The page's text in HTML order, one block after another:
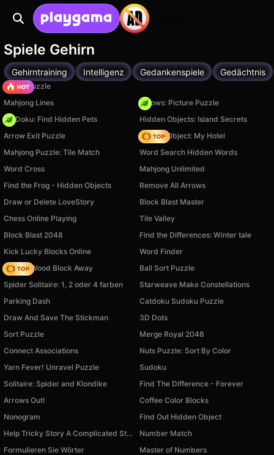
Spiele Gehirn
Gehirntraining Intelligenz Gedankenspiele Gedächtnis
Arrow Puzzle
Mahjong Lines
Arrows: Picture Puzzle
PetDoku: Find Hidden Pets
Hidden Objects: Island Secrets
Arrow Exit Puzzle
Hidden Object: My Hotel
Mahjong Puzzle: Tile Match
Word Search Hidden Words
Word Cross
Mahjong Unlimited
Find the Frog - Hidden Objects
Remove All Arrows
Draw or Delete LoveStory
Block Blast Master
Chess Online Playing
Tile Valley
Block Blast 2048
Find the Differences: Winter tale
Kick Lucky Blocks Online
Word Finder
Tap 3D Wood Block Away
Ball Sort Puzzle
Spider Solitaire: 1, 2 oder 4 farben
Starweave Make Constellations
Parking Dash
Catdoku Sudoku Puzzle
Draw And Save The Stickman
3D Dots
Sort Puzzle
Merge Royal 2048
Connect Associations
Nuts Puzzle: Sort By Color
Yarn Fever! Unravel Puzzle
Sudoku
Solitaire: Spider and Klondike
Find The Difference - Forever
Arrows Out!
Coffee Color Blocks
Nonogram
Find Out Hidden Object
Help Tricky Story A Complicated Story
Number Match
Formulieren Sie Wörter
Master of Numbers